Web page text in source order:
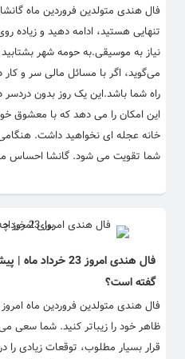
فال هندی متولدین فروردین ماه
تنهایی هستید، ادامه دهید و زیاده
نیاز به موسیقی.به حومه شهر
می‌گوید، اگر با مسائل مالی سر و
راه شما باشد.این یک روز بدون
این امکان را می دهد که با معشوق
خانه عجله ای نخواهید داشت.
شما تقویت می شود. گانشا احساس
فال هندی امروز 23
گفته است؟
فال هندی متولدین فروردین ماه
ظاهر خود را زیباتر کنید. شما سعی
قرار بسیار مطلوب، توقعات زیادی را